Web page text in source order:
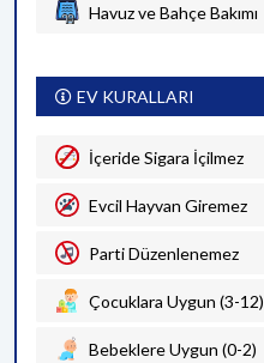
Havuz ve Bahçe Bakımı
EV KURALLARI
İçeride Sigara İçilmez
Evcil Hayvan Giremez
Parti Düzenlenemez
Çocuklara Uygun (3-12)
Bebeklere Uygun (0-2)